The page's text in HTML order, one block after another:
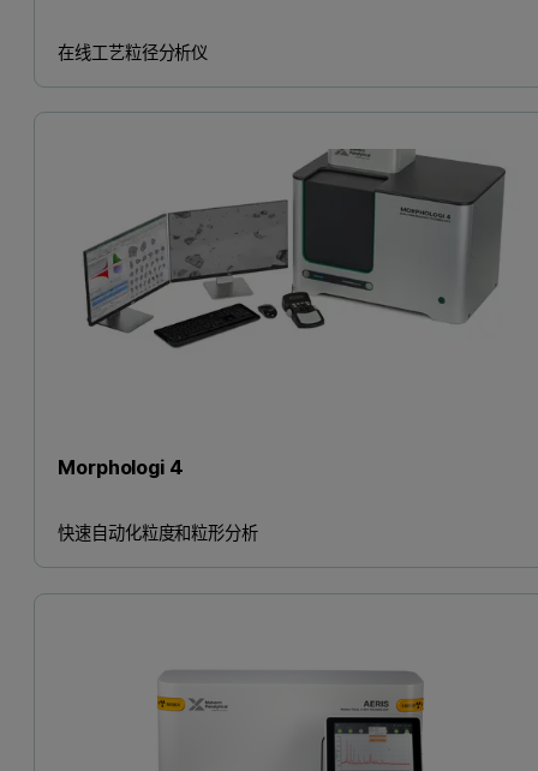
在线工艺粒径分析仪
Morphologi 4
快速自动化粒度和粒形分析